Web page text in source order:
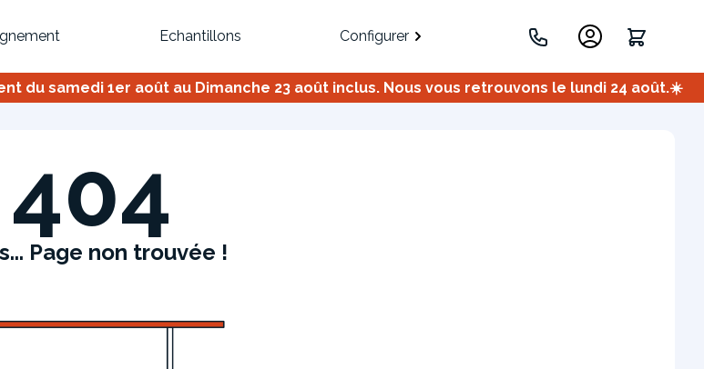
Echantillons Configurer
vous du catalogue
du samedi 1er août au Dimanche 23 août inclus. Nous vous retrouvons le lundi 24 août.☀️
404
Page non trouvée !